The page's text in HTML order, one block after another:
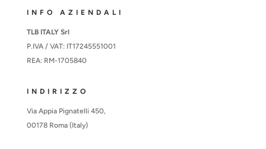
INFO AZIENDALI
TLB ITALY Srl
P.IVA / VAT: IT17245551001
REA: RM-1705840
INDIRIZZO
Via Appia Pignatelli 450,
00178 Roma (Italy)